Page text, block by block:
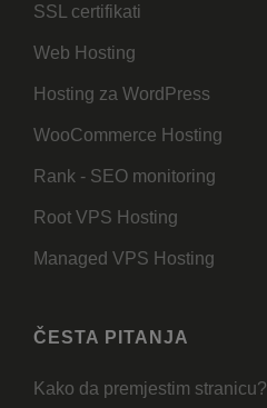
SSL certifikati
Web Hosting
Hosting za WordPress
WooCommerce Hosting
Rank - SEO monitoring
Root VPS Hosting
Managed VPS Hosting
ČESTA PITANJA
Kako da premjestim stranicu?